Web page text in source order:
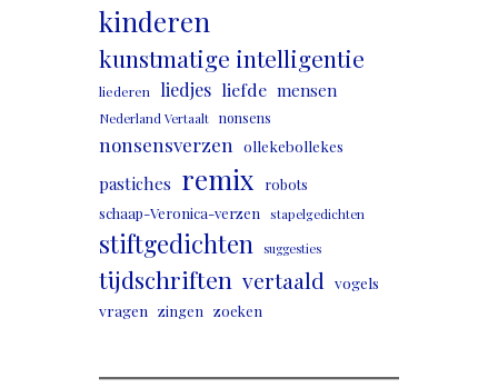
kinderen
kunstmatige intelligentie
liederen liedjes liefde mensen
Nederland Vertaalt nonsens
nonsensverzen ollekebollekes
pastiches remix
robots
schaap-Veronica-verzen stapelgedichten
stiftgedichten suggesties
tijdschriften vertaald vogels
vragen zingen zoeken